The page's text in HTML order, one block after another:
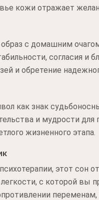
кожи отражает
с домашним
согласия и
и обретение
как знак
и мудрости
жизненного этапа.
этот сон
с которой